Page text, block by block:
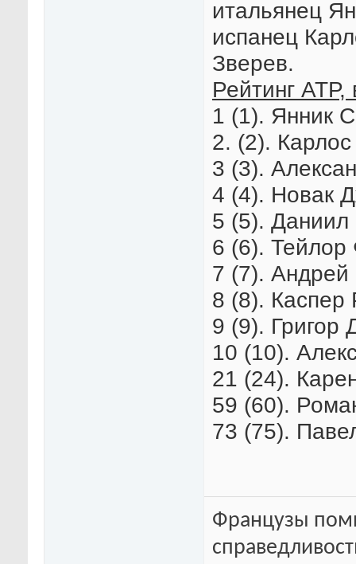
итальянец
испанец
Зверев.
Рейтинг АТР,
1 (1). Янник
2. (2).
3 (3).
4 (4). Новак
5 (5).
6 (6).
7 (7). Андрей
8 (8). Каспер
9 (9). Григор
10 (10).
21 (24).
59 (60).
73 (75).
Французы